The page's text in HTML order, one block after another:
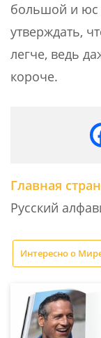
большой и юс
утверждать,
легче, ведь
короче.
Главная
Русский
Интересно о